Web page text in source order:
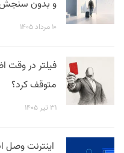
و بدون
۱۰ مرداد ۱۴۰۵
متوقف کرد؟
۳۱ تیر ۱۴۰۵
اینترنت وصل